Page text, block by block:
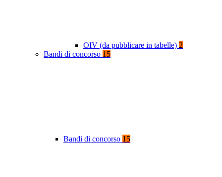
OIV (da pubblicare in tabelle) 2
Bandi di concorso 15
Bandi di concorso 15